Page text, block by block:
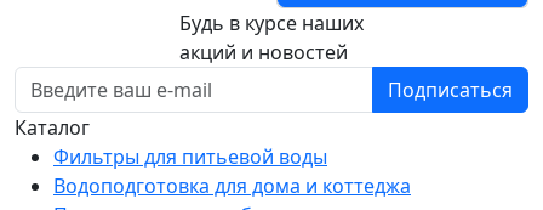
Будь в курсе наших
акций и новостей
Подписаться
Каталог
Фильтры для питьевой воды
Водоподготовка для дома и коттеджа